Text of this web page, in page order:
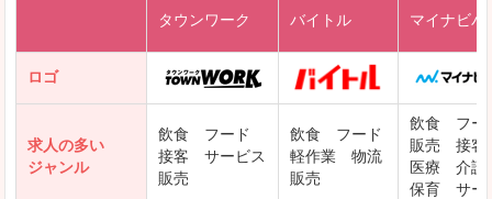
DODAエンジニア IT
タウンワーク バイトル マイナビバ
ロゴ
求人の多い
ジャンル
飲食 フード
接客 サービス
販売
飲食 フード
軽作業 物流
販売
飲食 フー
販売 接客
医療 介護
保育 サー